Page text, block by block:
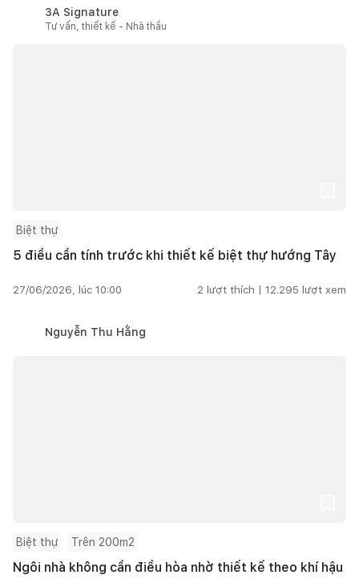
3A Signature
Tư vấn, thiết kế - Nhà thầu
Biệt thự
5 điều cần tính trước khi thiết kế biệt thự hướng Tây
27/06/2026, lúc 10:00 2 lượt thích | 12.295 lượt xem
Nguyễn Thu Hằng
Biệt thự Trên 200m2
Ngôi nhà không cần điều hòa nhờ thiết kế theo khí hậu